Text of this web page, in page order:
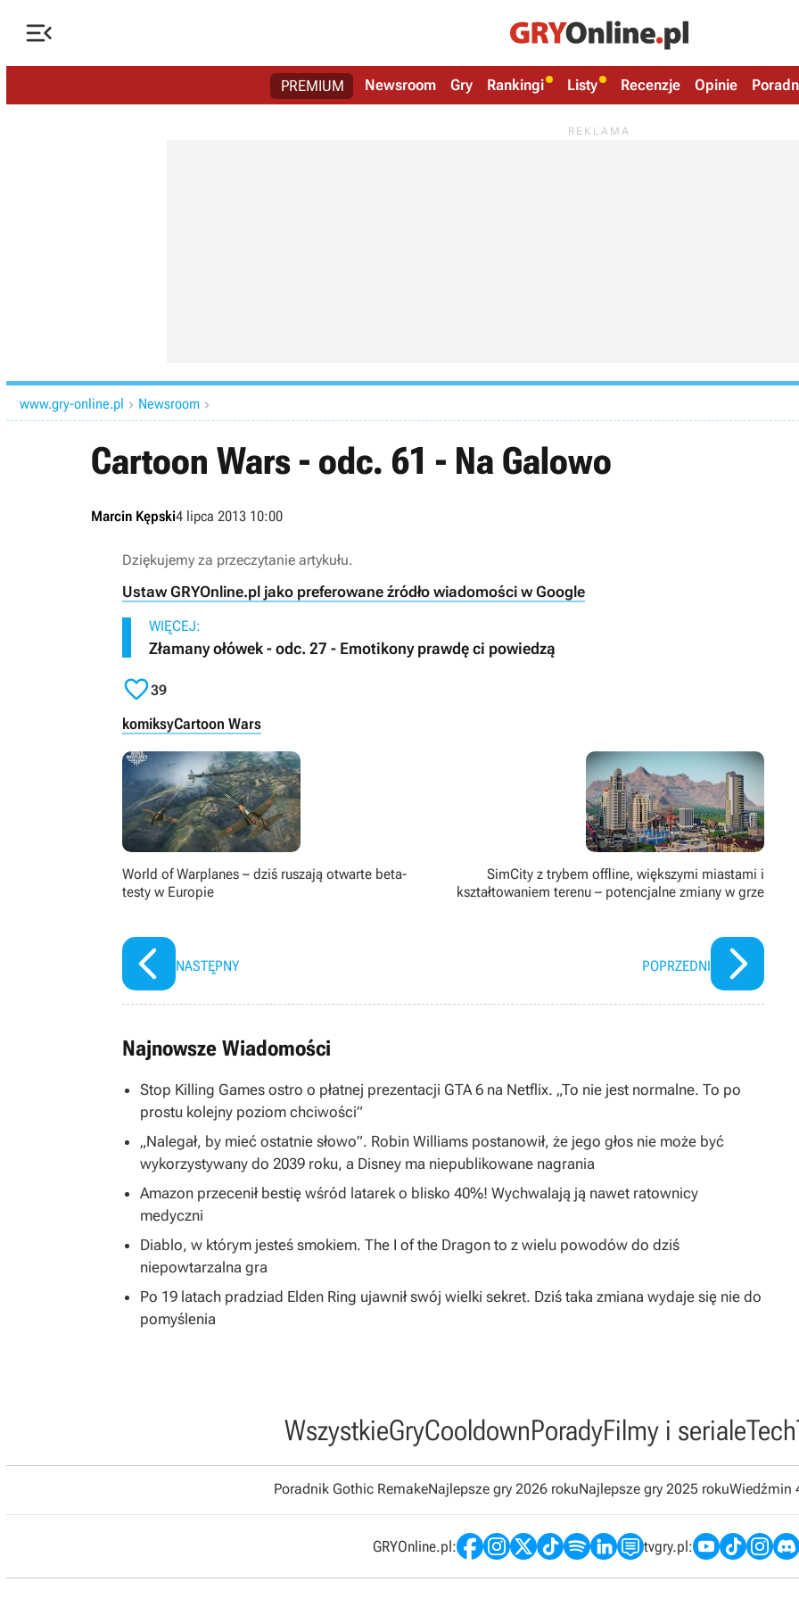

PREMIUM Newsroom Gry Rankingi Listy Recenzje Opinie
www.gry-online.pl  Newsroom 
Cartoon Wars - odc. 61 - Na Galowo
Marcin Kępski4 lipca 2013 10:00
Dziękujemy za przeczytanie artykułu.
Ustaw GRYOnline.pl jako preferowane źródło wiadomości w Google
WIĘCEJ:
Złamany ołówek - odc. 27 - Emotikony prawdę ci powiedzą
39
komiksyCartoon Wars
World of Warplanes – dziś ruszają otwarte beta-
testy w Europie
NASTĘPNY
SimCity z trybem offline, większymi miastami i
kształtowaniem terenu – potencjalne zmiany w grze
POPRZEDNI
Najnowsze Wiadomości
Stop Killing Games ostro o płatnej prezentacji GTA 6 na Netflix. „To nie jest normalne. To po
prostu kolejny poziom chciwości”
„Nalegał, by mieć ostatnie słowo”. Robin Williams postanowił, że jego głos nie może być
wykorzystywany do 2039 roku, a Disney ma niepublikowane nagrania
Amazon przecenił bestię wśród latarek o blisko 40%! Wychwalają ją nawet ratownicy
medyczni
Diablo, w którym jesteś smokiem. The I of the Dragon to z wielu powodów do dziś
niepowtarzalna gra
Po 19 latach pradziad Elden Ring ujawnił swój wielki sekret. Dziś taka zmiana wydaje się nie do
pomyślenia
WszystkieGryCooldownPoradyFilmy i serialeTech
Poradnik Gothic RemakeNajlepsze gry 2026 rokuNajlepsze gry 2025 rokuWiedźmin
GRYOnline.pl: tvgry.pl: